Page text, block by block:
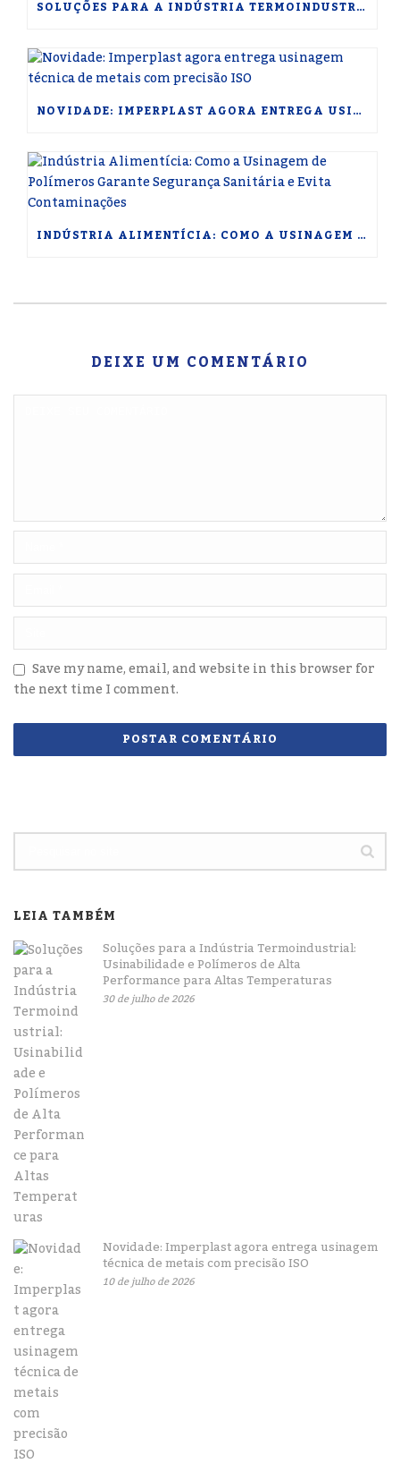
SOLUÇÕES PARA A INDÚSTRIA TERMOINDUSTRIAL: USINABILIDADE E POLÍMEROS DE ALTA PERFORMANCE PARA ALTAS TEMPERATURAS
NOVIDADE: IMPERPLAST AGORA ENTREGA USINAGEM TÉCNICA DE METAIS COM PRECISÃO ISO
INDÚSTRIA ALIMENTÍCIA: COMO A USINAGEM DE POLÍMEROS GARANTE SEGURANÇA SANITÁRIA E EVITA CONTAMINAÇÕES
DEIXE UM COMENTÁRIO
Save my name, email, and website in this browser for
the next time I comment.
LEIA TAMBÉM
Soluções para a Indústria Termoindustrial:
Usinabilidade e Polímeros de Alta
Performance para Altas Temperaturas
30 de julho de 2026
Novidade: Imperplast agora entrega usinagem
técnica de metais com precisão ISO
10 de julho de 2026